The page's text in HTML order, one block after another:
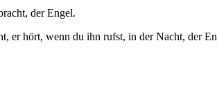
der Engel.
er hört, wenn du ihn rufst, in der Nacht, der